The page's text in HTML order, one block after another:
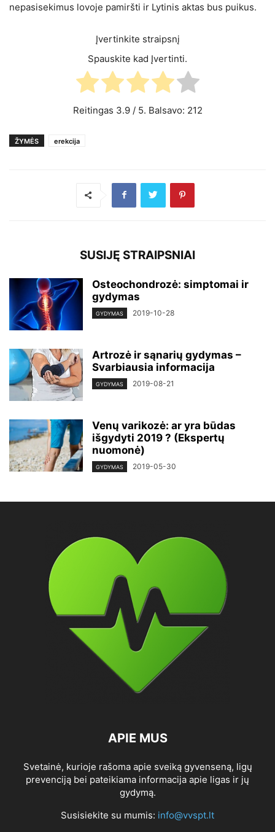
nepasisekimus lovoje pamiršti ir Lytinis aktas bus puikus.
Įvertinkite straipsnį
Spauskite kad Įvertinti.
Reitingas 3.9/ 5. Balsavo: 212
ŽYMĖS erekcija
SUSIJĘ STRAIPSNIAI
Osteochondrozė: simptomai ir
gydymas
GYDYMAS 2019-10-28
Artrozė ir sąnarių gydymas –
Svarbiausia informacija
GYDYMAS 2019-08-21
Venų varikozė: ar yra būdas
išgydyti 2019 ? (Ekspertų
nuomonė)
GYDYMAS 2019-05-30
APIE MUS
Svetainė, kurioje rašoma apie sveiką gyvenseną, ligų
prevenciją bei pateikiama informacija apie ligas ir jų
gydymą.
Susisiekite su mumis: info@vvspt.lt